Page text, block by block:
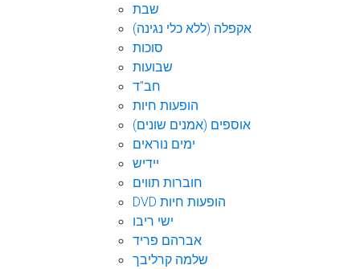
שבת
אקפלה (ללא כלי נגינה)
סוכות
שבועות
חב"ד
הופעות חיות
אוספים (אמנים שונים)
ימים נוראים
יידיש
חוברות תווים
DVD הופעות חיות
ישי ריבו
אברהם פריד
שלמה קרליבך